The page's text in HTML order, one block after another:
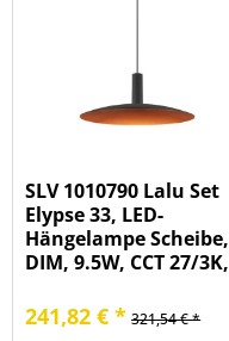
SLV 1010790 Lalu Set
Elypse 33, LED-
Hängelampe Scheibe,
DIM, 9.5W, CCT 27/3K,
241,82 € * 321,54 € *